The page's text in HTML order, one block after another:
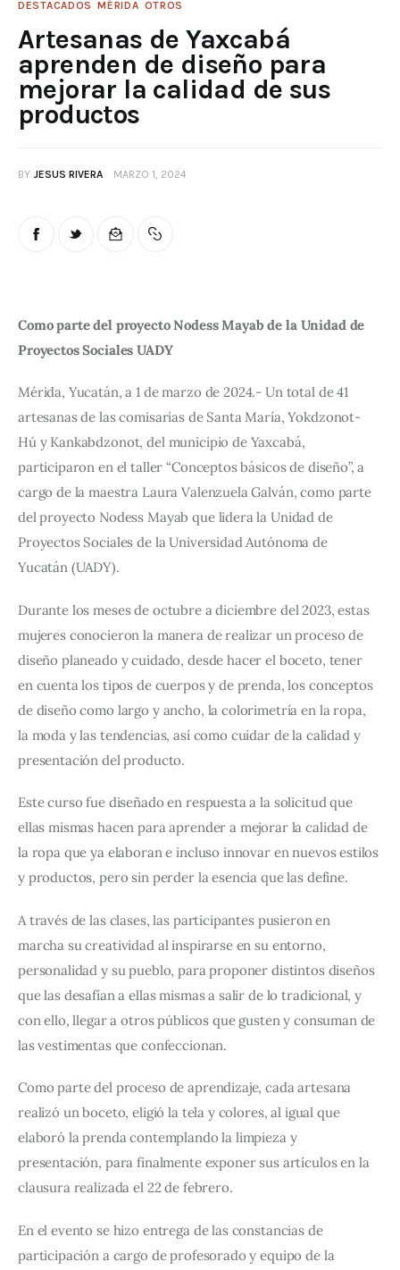
DESTACADOS MÉRIDA OTROS
Artesanas de Yaxcabá
aprenden de diseño para
mejorar la calidad de sus
productos
BY JESUS RIVERA MARZO 1, 2024
Como parte del proyecto Nodess Mayab de la Unidad de
Proyectos Sociales UADY
Mérida, Yucatán, a 1 de marzo de 2024.- Un total de 41
artesanas de las comisarías de Santa María, Yokdzonot-
Hú y Kankabdzonot, del municipio de Yaxcabá,
participaron en el taller “Conceptos básicos de diseño”, a
cargo de la maestra Laura Valenzuela Galván, como parte
del proyecto Nodess Mayab que lidera la Unidad de
Proyectos Sociales de la Universidad Autónoma de
Yucatán (UADY).
Durante los meses de octubre a diciembre del 2023, estas
mujeres conocieron la manera de realizar un proceso de
diseño planeado y cuidado, desde hacer el boceto, tener
en cuenta los tipos de cuerpos y de prenda, los conceptos
de diseño como largo y ancho, la colorimetría en la ropa,
la moda y las tendencias, así como cuidar de la calidad y
presentación del producto.
Este curso fue diseñado en respuesta a la solicitud que
ellas mismas hacen para aprender a mejorar la calidad de
la ropa que ya elaboran e incluso innovar en nuevos estilos
y productos, pero sin perder la esencia que las define.
A través de las clases, las participantes pusieron en
marcha su creatividad al inspirarse en su entorno,
personalidad y su pueblo, para proponer distintos diseños
que las desafían a ellas mismas a salir de lo tradicional, y
con ello, llegar a otros públicos que gusten y consuman de
las vestimentas que confeccionan.
Como parte del proceso de aprendizaje, cada artesana
realizó un boceto, eligió la tela y colores, al igual que
elaboró la prenda contemplando la limpieza y
presentación, para finalmente exponer sus artículos en la
clausura realizada el 22 de febrero.
En el evento se hizo entrega de las constancias de
participación a cargo de profesorado y equipo de la